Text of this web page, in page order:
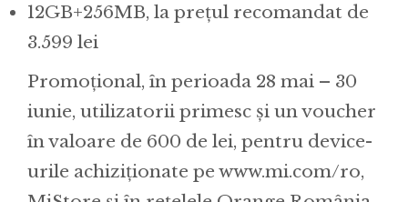
12GB+256MB, la prețul recomandat de
3.599 lei
Promoțional, în perioada 28 mai – 30
iunie, utilizatorii primesc și un voucher
în valoare de 600 de lei, pentru device-
urile achiziționate pe www.mi.com/ro,